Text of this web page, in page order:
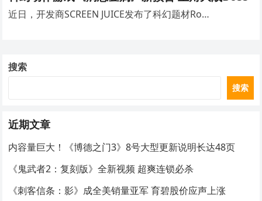
近日，开发商SCREEN JUICE发布了科幻题材Ro…
搜索
搜索
近期文章
内容量巨大！《博德之门3》8号大型更新说明长达48页
《鬼武者2：复刻版》全新视频 超爽连锁必杀
《刺客信条：影》成全美销量亚军 育碧股价应声上涨